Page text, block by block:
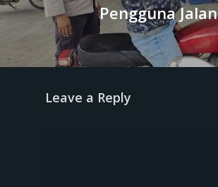
Pengguna Jalan
Leave a Reply